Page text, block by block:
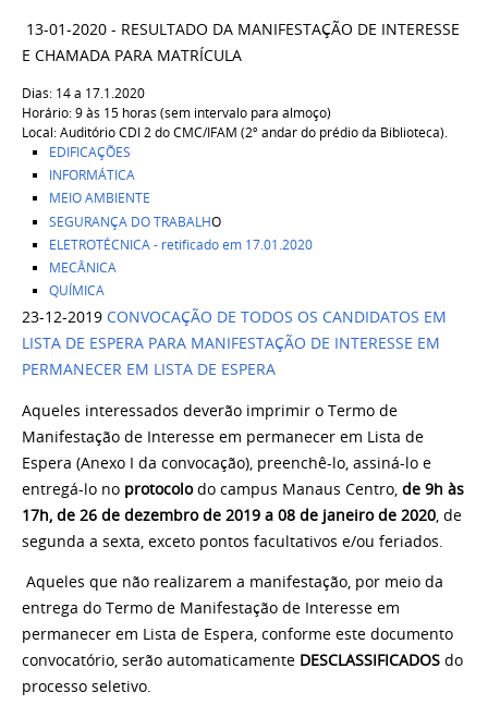
13-01-2020 - RESULTADO DA MANIFESTAÇÃO DE INTERESSE
E CHAMADA PARA MATRÍCULA
Dias: 14 a 17.1.2020
Horário: 9 às 15 horas (sem intervalo para almoço)
Local: Auditório CDI 2 do CMC/IFAM (2º andar do prédio da Biblioteca).
EDIFICAÇÕES
INFORMÁTICA
MEIO AMBIENTE
SEGURANÇA DO TRABALHO
ELETROTÉCNICA - retificado em 17.01.2020
MECÂNICA
QUÍMICA
23-12-2019 CONVOCAÇÃO DE TODOS OS CANDIDATOS EM
LISTA DE ESPERA PARA MANIFESTAÇÃO DE INTERESSE EM
PERMANECER EM LISTA DE ESPERA
Aqueles interessados deverão imprimir o Termo de
Manifestação de Interesse em permanecer em Lista de
Espera (Anexo I da convocação), preenchê-lo, assiná-lo e
entregá-lo no protocolodo campus Manaus Centro, de 9h às
17h, de 26 de dezembro de 2019 a 08 de janeiro de 2020, de
segunda a sexta, exceto pontos facultativos e/ou feriados.
Aqueles que não realizarem a manifestação, por meio da
entrega do Termo de Manifestação de Interesse em
permanecer em Lista de Espera, conforme este documento
convocatório, serão automaticamente DESCLASSIFICADOS do
processo seletivo.